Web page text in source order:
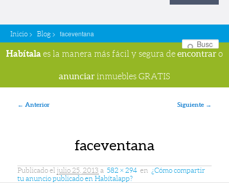
Inicio > Blog > faceventana
Habítala es la manera más fácil y segura de encontrar o
anunciar inmuebles GRATIS
Navegador de imágenes
← Anterior Siguiente →
faceventana
Publicado el julio 25, 2013 a 582 × 294 en ¿Cómo compartir
tu anuncio publicado en Habítalapp?